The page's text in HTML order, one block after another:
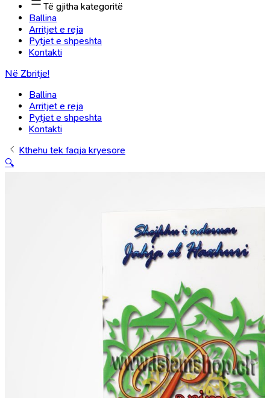
Të gjitha kategoritë
Ballina
Arritjet e reja
Pytjet e shpeshta
Kontakti
Në Zbritje!
Ballina
Arritjet e reja
Pytjet e shpeshta
Kontakti
Kthehu tek faqja kryesore
🔍